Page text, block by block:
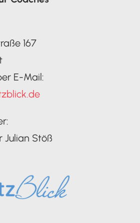
167
E-Mail:
Julian Stöß